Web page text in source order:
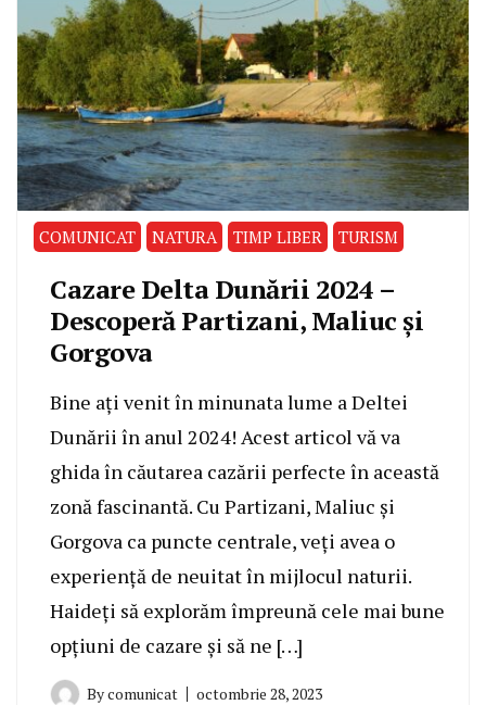
COMUNICAT NATURA TIMP LIBER TURISM
Cazare Delta Dunării 2024 –
Descoperă Partizani, Maliuc și
Gorgova
Bine ați venit în minunata lume a Deltei
Dunării în anul 2024! Acest articol vă va
ghida în căutarea cazării perfecte în această
zonă fascinantă. Cu Partizani, Maliuc și
Gorgova ca puncte centrale, veți avea o
experiență de neuitat în mijlocul naturii.
Haideți să explorăm împreună cele mai bune
opțiuni de cazare și să ne […]
Bycomunicat octombrie 28, 2023